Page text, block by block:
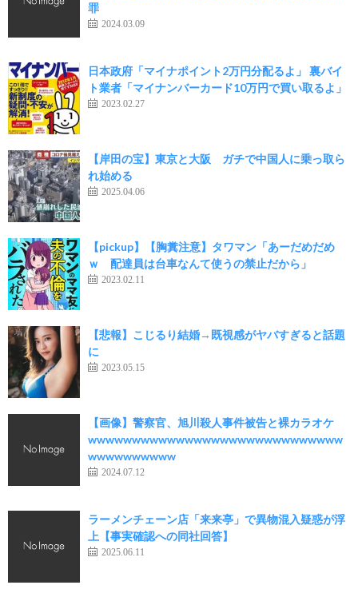
罪
2024.03.09
日本政府「マイナポイント2万円分配るよ」 裏バイ
ト業者「マイナンバーカード10万円で買い取るよ」
2023.02.27
【岸田の宝】東京と大阪 ガチで中国人に乗っ取ら
れ始める
2025.04.06
【pickup】【胸糞注意】タワマン「あーだめだめ
ｗ 配達員は台車なんて使うの禁止だから」
2023.02.11
【悲報】こじるり結婚→既視感がヤバすぎると話題
に
2023.05.15
【画像】警察官、旭川殺人事件被告と裸カラオケ
wwwwwwwwwwwwwwwwwwwwwwwwwwwww
wwwwwwwwww
2024.07.12
ラーメンチェーン店「来来亭」で異物混入疑惑が浮
上【事実確認への同社回答】
2025.06.11